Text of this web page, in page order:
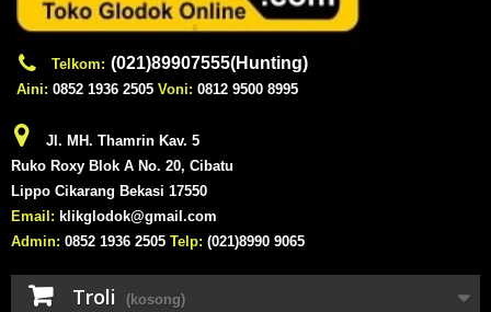
Telkom: (021)89907555(Hunting)
Aini: 0852 1936 2505 Voni: 0812 9500 8995
Jl. MH. Thamrin Kav. 5
Ruko Roxy Blok A No. 20, Cibatu
Lippo Cikarang Bekasi 17550
Email: klikglodok@gmail.com
Admin: 0852 1936 2505 Telp: (021)8990 9065
Troli (kosong)